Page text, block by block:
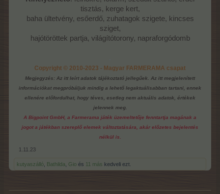
tisztás, kerge kert,
baha ültetvény, esőerdő, zuhatagok szigete, kincses
sziget,
hajótöröttek partja, világítótorony, napraforgódomb
Copyright © 2010-2023 - Magyar FARMERAMA csapat
Megjegyzés: Az itt leírt adatok tájékoztató jellegűek. Az itt megjelenített
információkat megpróbáljuk mindig a lehető legaktuálisabban tartani, ennek
ellenére előfordulhat, hogy téves, esetleg nem aktuális adatok, értékek
jelennek meg.
A Bigpoint GmbH, a Farmerama játék üzemeltetője fenntartja magának a
jogot a játékban szereplő elemek változtatására, akár előzetes bejelentés
nélkül is.
1.11.23
kutyaszálló Bathilda Gio és 11 más kedveli ezt.